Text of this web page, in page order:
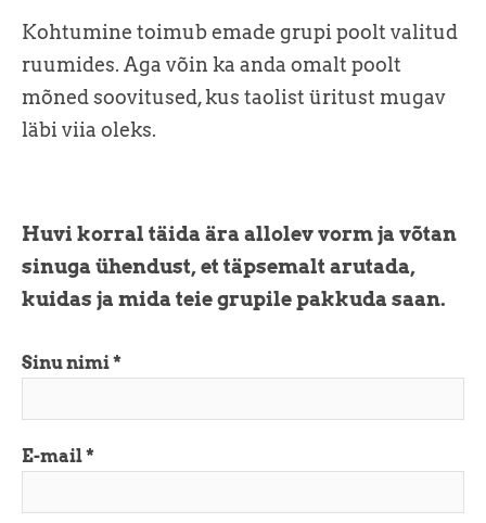
Kohtumine toimub emade grupi poolt valitud
ruumides. Aga võin ka anda omalt poolt
mõned soovitused, kus taolist üritust mugav
läbi viia oleks.
Huvi korral täida ära allolev vorm ja võtan
sinuga ühendust, et täpsemalt arutada,
kuidas ja mida teie grupile pakkuda saan.
Sinu nimi
E-mail